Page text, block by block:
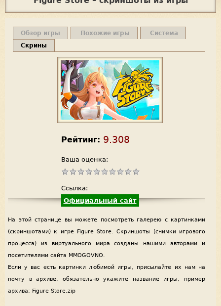
Обзор игры Похожие игры
Система
Скрины
Рейтинг: 9.308
Ваша оценка:
Ссылка:
Официальный сайт
На этой странице вы можете посмотреть галерею с картинками
(скриншотами) к игре Figure Store. Скриншоты (снимки игрового
процесса) из виртуального мира созданы нашими авторами и
посетителями сайта MMOGOVNO.
Если у вас есть картинки любимой игры, присылайте их нам на
почту в архиве, обязательно укажите название игры, пример
архива: Figure Store.zip